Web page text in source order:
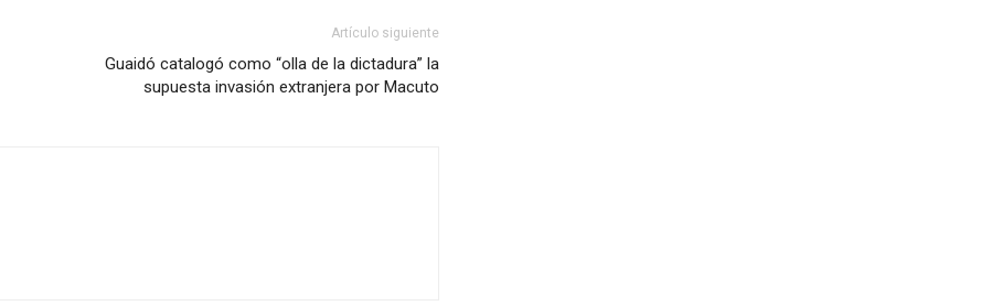
Artículo siguiente
Guaidó catalogó como “olla de la dictadura” la
supuesta invasión extranjera por Macuto